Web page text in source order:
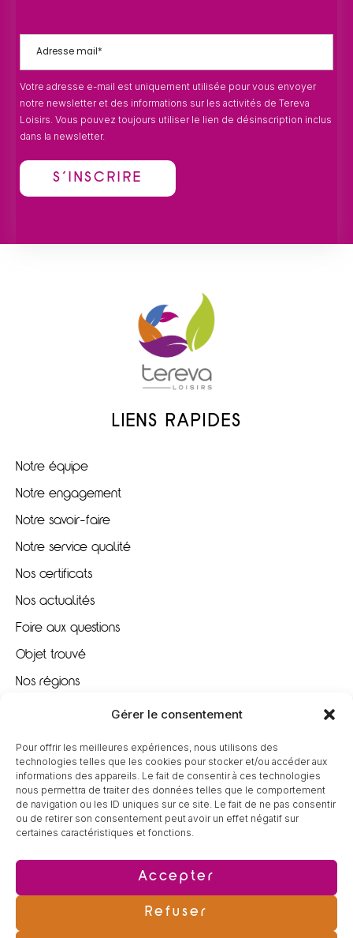
Gérer le consentement
Pour offrir les meilleures expériences, nous utilisons des
technologies telles que les cookies pour stocker et/ou accéder aux
informations des appareils. Le fait de consentir à ces technologies
nous permettra de traiter des données telles que le comportement
de navigation ou les ID uniques sur ce site. Le fait de ne pas consentir
ou de retirer son consentement peut avoir un effet négatif sur
certaines caractéristiques et fonctions.
Accepter
Refuser
Votre adresse e-mail est uniquement utilisée pour vous envoyer
notre newsletter et des informations sur les activités de Tereva
Loisirs. Vous pouvez toujours utiliser le lien de désinscription inclus
dans la newsletter.
LIENS RAPIDES
Notre équipe
Notre engagement
Notre savoir-faire
Notre service qualité
Nos certificats
Nos actualités
Foire aux questions
Objet trouvé
Nos régions
À VOTRE ÉCOUTE
09 80 80 85 96